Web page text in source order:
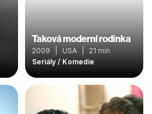
Taková moderní rodinka
2009 | USA | 21 min
Seriály / Komedie